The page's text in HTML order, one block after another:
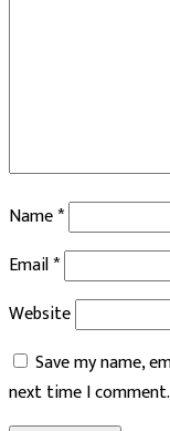
Name*
Email*
Website
Save my name,
next time I comment.